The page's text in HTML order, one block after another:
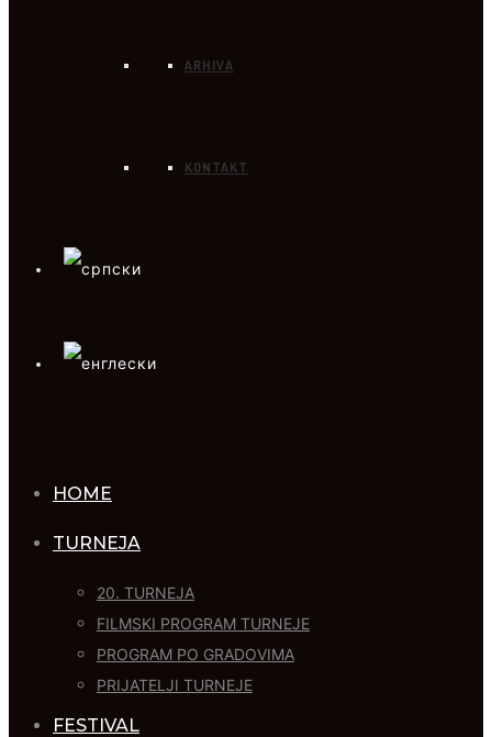
ARHIVA
KONTAKT
HOME
TURNEJA
20. TURNEJA
FILMSKI PROGRAM TURNEJE
PROGRAM PO GRADOVIMA
PRIJATELJI TURNEJE
FESTIVAL